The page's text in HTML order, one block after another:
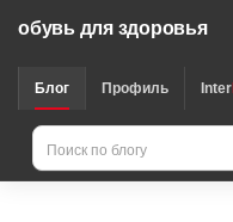
обувь для здоровья
Блог Профиль Inter